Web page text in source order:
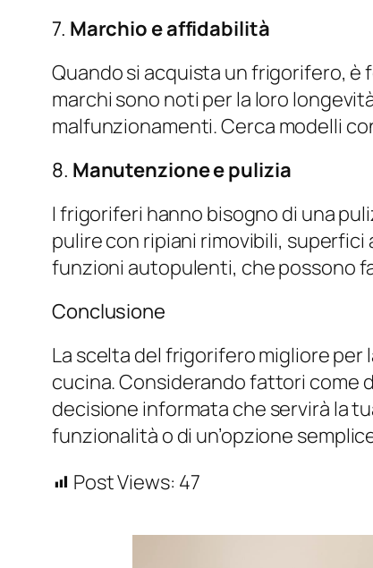
7. Marchio e affidabilità
Quando si acquista un frigorifero,
marchi sono noti per la loro
malfunzionamenti. Cerca modelli
8. Manutenzione e pulizia
I frigoriferi hanno bisogno di una
pulire con ripiani rimovibili,
funzioni autopulenti, che possono
Conclusione
La scelta del frigorifero migliore
cucina. Considerando fattori come
decisione informata che servirà la
funzionalità o di un’opzione
Post Views: 47